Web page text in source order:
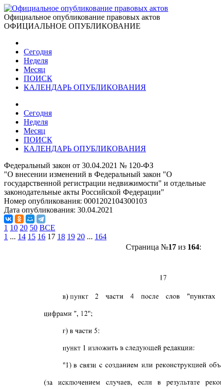
Официальное опубликование правовых актов
ОФИЦИАЛЬНОЕ ОПУБЛИКОВАНИЕ
Сегодня
Неделя
Месяц
ПОИСК
КАЛЕНДАРЬ ОПУБЛИКОВАНИЯ
Сегодня
Неделя
Месяц
ПОИСК
КАЛЕНДАРЬ ОПУБЛИКОВАНИЯ
Федеральный закон от 30.04.2021 № 120-ФЗ
"О внесении изменений в Федеральный закон "О
государственной регистрации недвижимости" и отдельные
законодательные акты Российской Федерации"
Номер опубликования: 0001202104300103
Дата опубликования: 30.04.2021
1 10 20 50 ВСЕ
1 ... 14 15 16 17 18 19 20 ... 164
Страница №17из 164: